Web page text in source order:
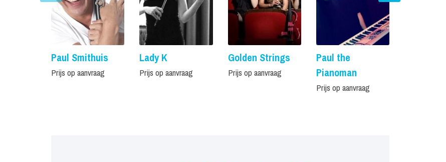
Paul Smithuis
Prijs op aanvraag
Lady K
Prijs op aanvraag
Golden Strings
Prijs op aanvraag
Paul the
Pianoman
Prijs op aanvraag